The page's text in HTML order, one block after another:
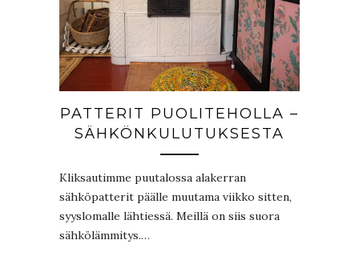
PATTERIT PUOLITEHOLLA –
SÄHKÖNKULUTUKSESTA
Kliksautimme puutalossa alakerran
sähköpatterit päälle muutama viikko sitten,
syyslomalle lähtiessä. Meillä on siis suora
sähkölämmitys.…